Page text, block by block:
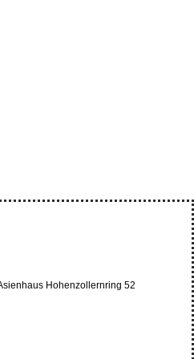
Hohenzollernring 52